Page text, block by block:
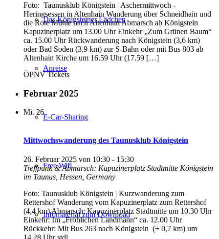
Das Königsteiner Lädchen
Anreise
E-Car-Sharing
Free Wifi
Infomaterial zum Download
Foto: Taunusklub Königstein | Aschermittwoch -
Heringsessen in Altenhain Wanderung über Schneidhain und
die Rote Mühle nach Altenhain Abmarsch ab Königstein
Kapuzinerplatz um 13.00 Uhr Einkehr „Zum Grünen Baum“
ca. 15.00 Uhr Rückwanderung nach Königstein (3,6 km)
oder Bad Soden (3,9 km) zur S-Bahn oder mit Bus 803 ab
Altenhain Kirche um 16.59 Uhr (17.59 […]
ÖPNV Tickets
Februar 2025
Mi. 26
Mittwochswanderung des Taunusklub Königstein
26. Februar 2025 von 10:30 - 15:30
Treffpunk & Abmarsch: Kapuzinerplatz Stadtmitte Königstein
im Taunus, Hessen, Germany
Foto: Taunusklub Königstein | Kurzwanderung zum
Rettershof Wanderung vom Kapuzinerplatz zum Rettershof
(4,4 km) Abmarsch: Kapuzinerplatz Stadtmitte um 10.30 Uhr
Einkehr: Im „Fröhlichen Landmann“ ca. 12.00 Uhr
Rückkehr: Mit Bus 263 nach Königstein (+ 0,7 km) um
14.28 Uhr stdl.